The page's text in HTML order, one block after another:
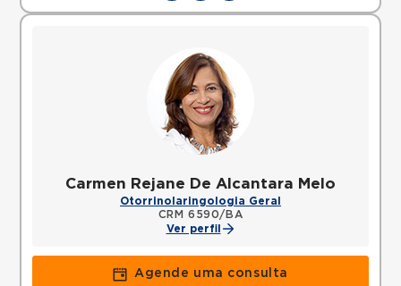
Carmen Rejane De Alcantara Melo
Otorrinolaringologia Geral
CRM 6590/BA
Ver perfil
Agende uma consulta